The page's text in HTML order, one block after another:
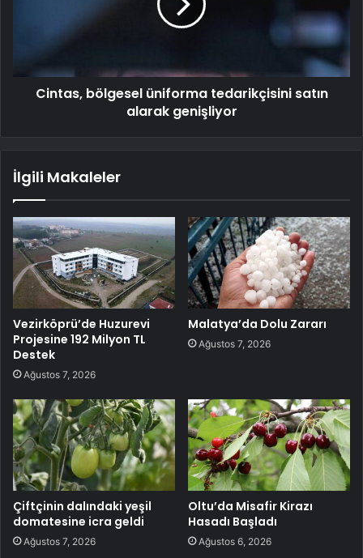
Cintas, bölgesel üniforma tedarikçisini satın
alarak genişliyor
İlgili Makaleler
Vezirköprü’de Huzurevi
Projesine 192 Milyon TL
Destek
Ağustos 7, 2026
Malatya’da Dolu Zararı
Ağustos 7, 2026
Çiftçinin dalındaki yeşil
domatesine icra geldi
Ağustos 7, 2026
Oltu’da Misafir Kirazı
Hasadı Başladı
Ağustos 6, 2026